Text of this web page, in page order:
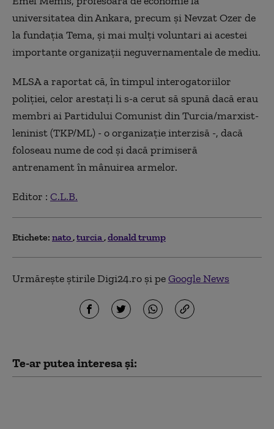
universitatea din Ankara, precum şi Nevzat Ozer de
la fundaţia Tema, şi mai mulţi voluntari ai acestei
importante organizaţii neguvernamentale de mediu.
MLSA a raportat că, în timpul interogatoriilor
poliţiei, celor arestaţi li s-a cerut să spună dacă erau
membri ai Partidului Comunist din Turcia/marxist-
leninist (TKP/ML) - o organizaţie interzisă -, dacă
foloseau nume de cod şi dacă primiseră
antrenament în mânuirea armelor.
Editor : C.L.B.
Etichete: nato turcia donald trump
Urmărește știrile Digi24.ro și peGoogle News
Te-ar putea interesa și: